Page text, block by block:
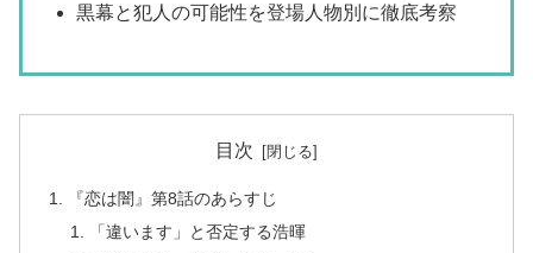
黒幕と犯人の可能性を登場人物別に徹底考察
目次
『恋は闇』第8話のあらすじ
「違います」と否定する浩暉